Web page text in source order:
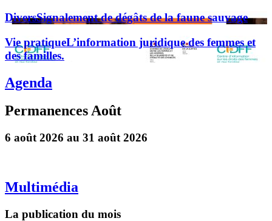
DiversSignalement de dégâts de la faune sauvage
Vie pratiqueL’information juridique des femmes et
des familles.
Agenda
Permanences Août
6 août 2026 au 31 août 2026
Multimédia
La publication du mois